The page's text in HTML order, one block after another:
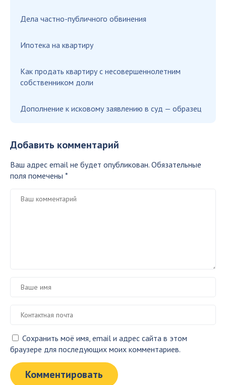
Дела частно-публичного обвинения
Ипотека на квартиру
Как продать квартиру с несовершеннолетним
собственником доли
Дополнение к исковому заявлению в суд — образец
Добавить комментарий
Ваш адрес email не будет опубликован. Обязательные
поля помечены *
Сохранить моё имя, email и адрес сайта в этом
браузере для последующих моих комментариев.